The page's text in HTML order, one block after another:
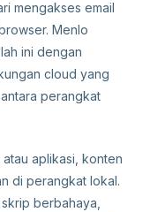
mengakses email
Menlo
ini dengan
cloud yang
perangkat
aplikasi, konten
di perangkat lokal.
berbahaya,